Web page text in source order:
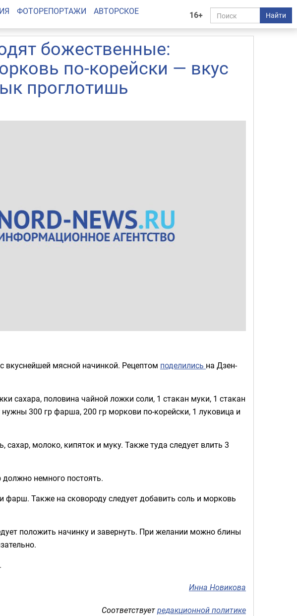
16+ Найти
ФОТОРЕПОРТАЖИ АВТОРСКОЕ
божественные:
по-корейски — вкус
проглотишь
вкуснейшей мясной начинкой. Рецептом поделились на Дзен-
сахара, половина чайной ложки соли, 1 стакан муки, 1 стакан
300 гр фарша, 200 гр моркови по-корейски, 1 луковица и
молоко, кипяток и муку. Также туда следует влить 3
немного постоять.
Также на сковороду следует добавить соль и морковь
положить начинку и завернуть. При желании можно блины
Инна Новикова
Соответствуетредакционной политике